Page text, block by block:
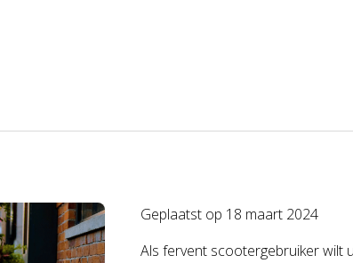
Geplaatst op 18 maart 2024
Als fervent scootergebruiker wilt